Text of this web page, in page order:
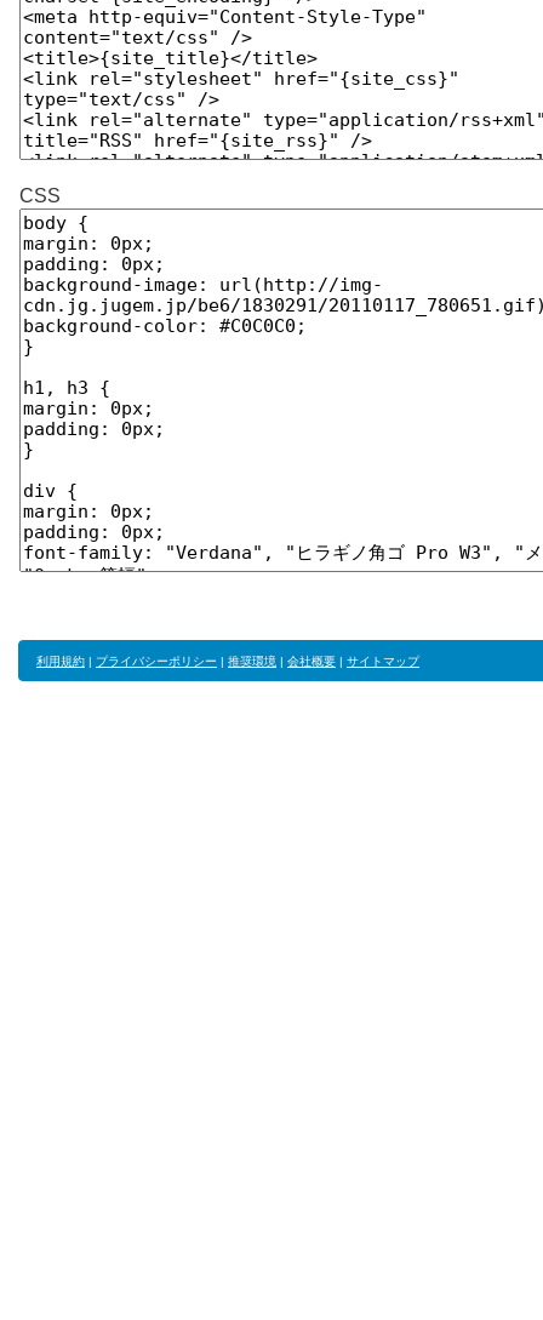
CSS
利用規約 | プライバシーポリシー | 推奨環境 | 会社概要 | サイトマップ